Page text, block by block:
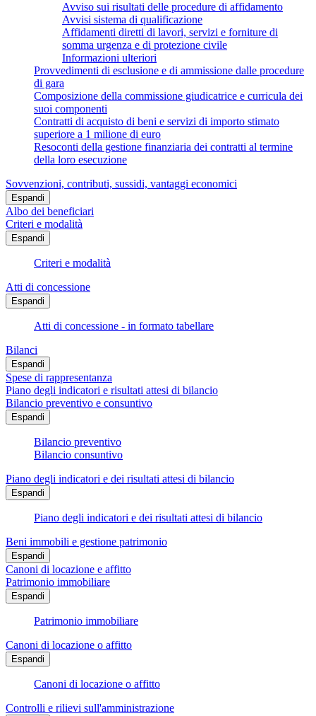
Avviso sui risultati delle procedure di affidamento
Avvisi sistema di qualificazione
Affidamenti diretti di lavori, servizi e forniture di
somma urgenza e di protezione civile
Informazioni ulteriori
Provvedimenti di esclusione e di ammissione dalle procedure
di gara
Composizione della commissione giudicatrice e curricula dei
suoi componenti
Contratti di acquisto di beni e servizi di importo stimato
superiore a 1 milione di euro
Resoconti della gestione finanziaria dei contratti al termine
della loro esecuzione
Sovvenzioni, contributi, sussidi, vantaggi economici
Espandi
Albo dei beneficiari
Criteri e modalità
Espandi
Criteri e modalità
Atti di concessione
Espandi
Atti di concessione - in formato tabellare
Bilanci
Espandi
Spese di rappresentanza
Piano degli indicatori e risultati attesi di bilancio
Bilancio preventivo e consuntivo
Espandi
Bilancio preventivo
Bilancio consuntivo
Piano degli indicatori e dei risultati attesi di bilancio
Espandi
Piano degli indicatori e dei risultati attesi di bilancio
Beni immobili e gestione patrimonio
Espandi
Canoni di locazione e affitto
Patrimonio immobiliare
Espandi
Patrimonio immobiliare
Canoni di locazione o affitto
Espandi
Canoni di locazione o affitto
Controlli e rilievi sull'amministrazione